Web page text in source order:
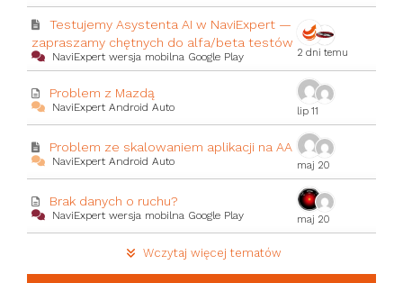
Testujemy Asystenta AI w NaviExpert —
zapraszamy chętnych do alfa/beta testów
NaviExpert wersja mobilna Google Play 2 dni temu
Problem z Mazdą
NaviExpert Android Auto lip 11
Problem ze skalowaniem aplikacji na AA
NaviExpert Android Auto maj 20
Brak danych o ruchu?
NaviExpert wersja mobilna Google Play maj 20
Wczytaj więcej tematów